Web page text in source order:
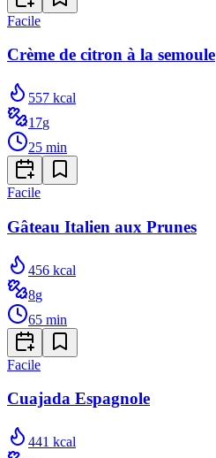
Facile
Crème de citron à la semoule
557 kcal
17g
25 min
Facile
Gâteau Italien aux Prunes
456 kcal
8g
65 min
Facile
Cuajada Espagnole
441 kcal